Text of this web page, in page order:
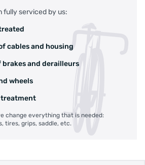
fully serviced by us:
cables and housing
and derailleurs
wheels
change everything that is needed:
tires, grips, saddle, etc.